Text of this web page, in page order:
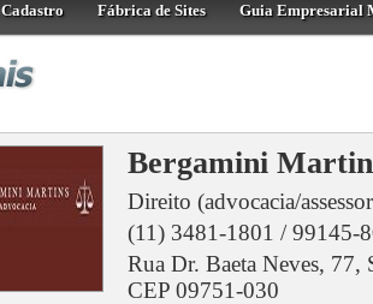
Cadastro Fábrica de Sites Guia Empresarial
Bergamini
Direito (advocacia/
(11) 3481-1801 / 99145-
Rua Dr. Baeta Neves, 77,
CEP 09751-030